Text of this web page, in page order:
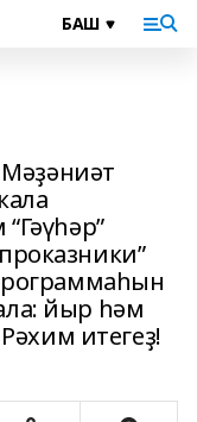
Мәҙәниәт
йыр һәм
итегеҙ!